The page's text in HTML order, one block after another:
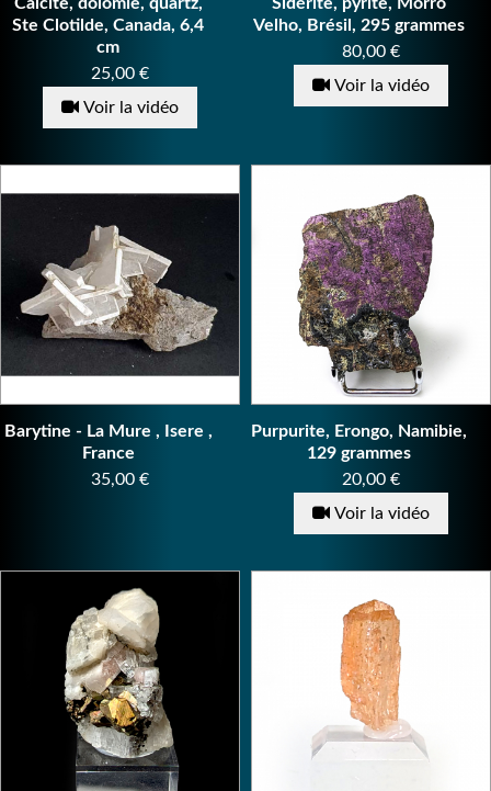
Ste Clotilde, Canada, 6,4
cm
Prix
25,00 €
Voir la vidéo
Velho, Brésil, 295 grammes
Prix
80,00 €
Voir la vidéo
Barytine - La Mure , Isere ,
France
Prix
35,00 €
Purpurite, Erongo, Namibie,
129 grammes
Prix
20,00 €
Voir la vidéo